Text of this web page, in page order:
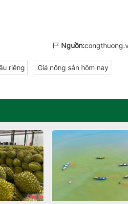
Nguồn:
riêng Giá nông sản hôm nay